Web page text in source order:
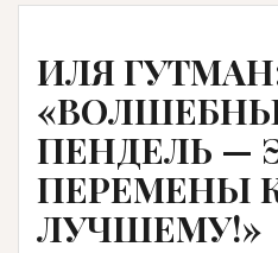
ИЛЯ
ПЕНДЕЛЬ —
ПЕРЕМЕНЫ
ЛУЧШЕМУ!»